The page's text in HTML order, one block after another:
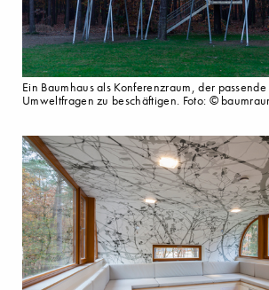
Ein Baumhaus als Konferenzraum, der
Umweltfragen zu beschäftigen. Foto: ©